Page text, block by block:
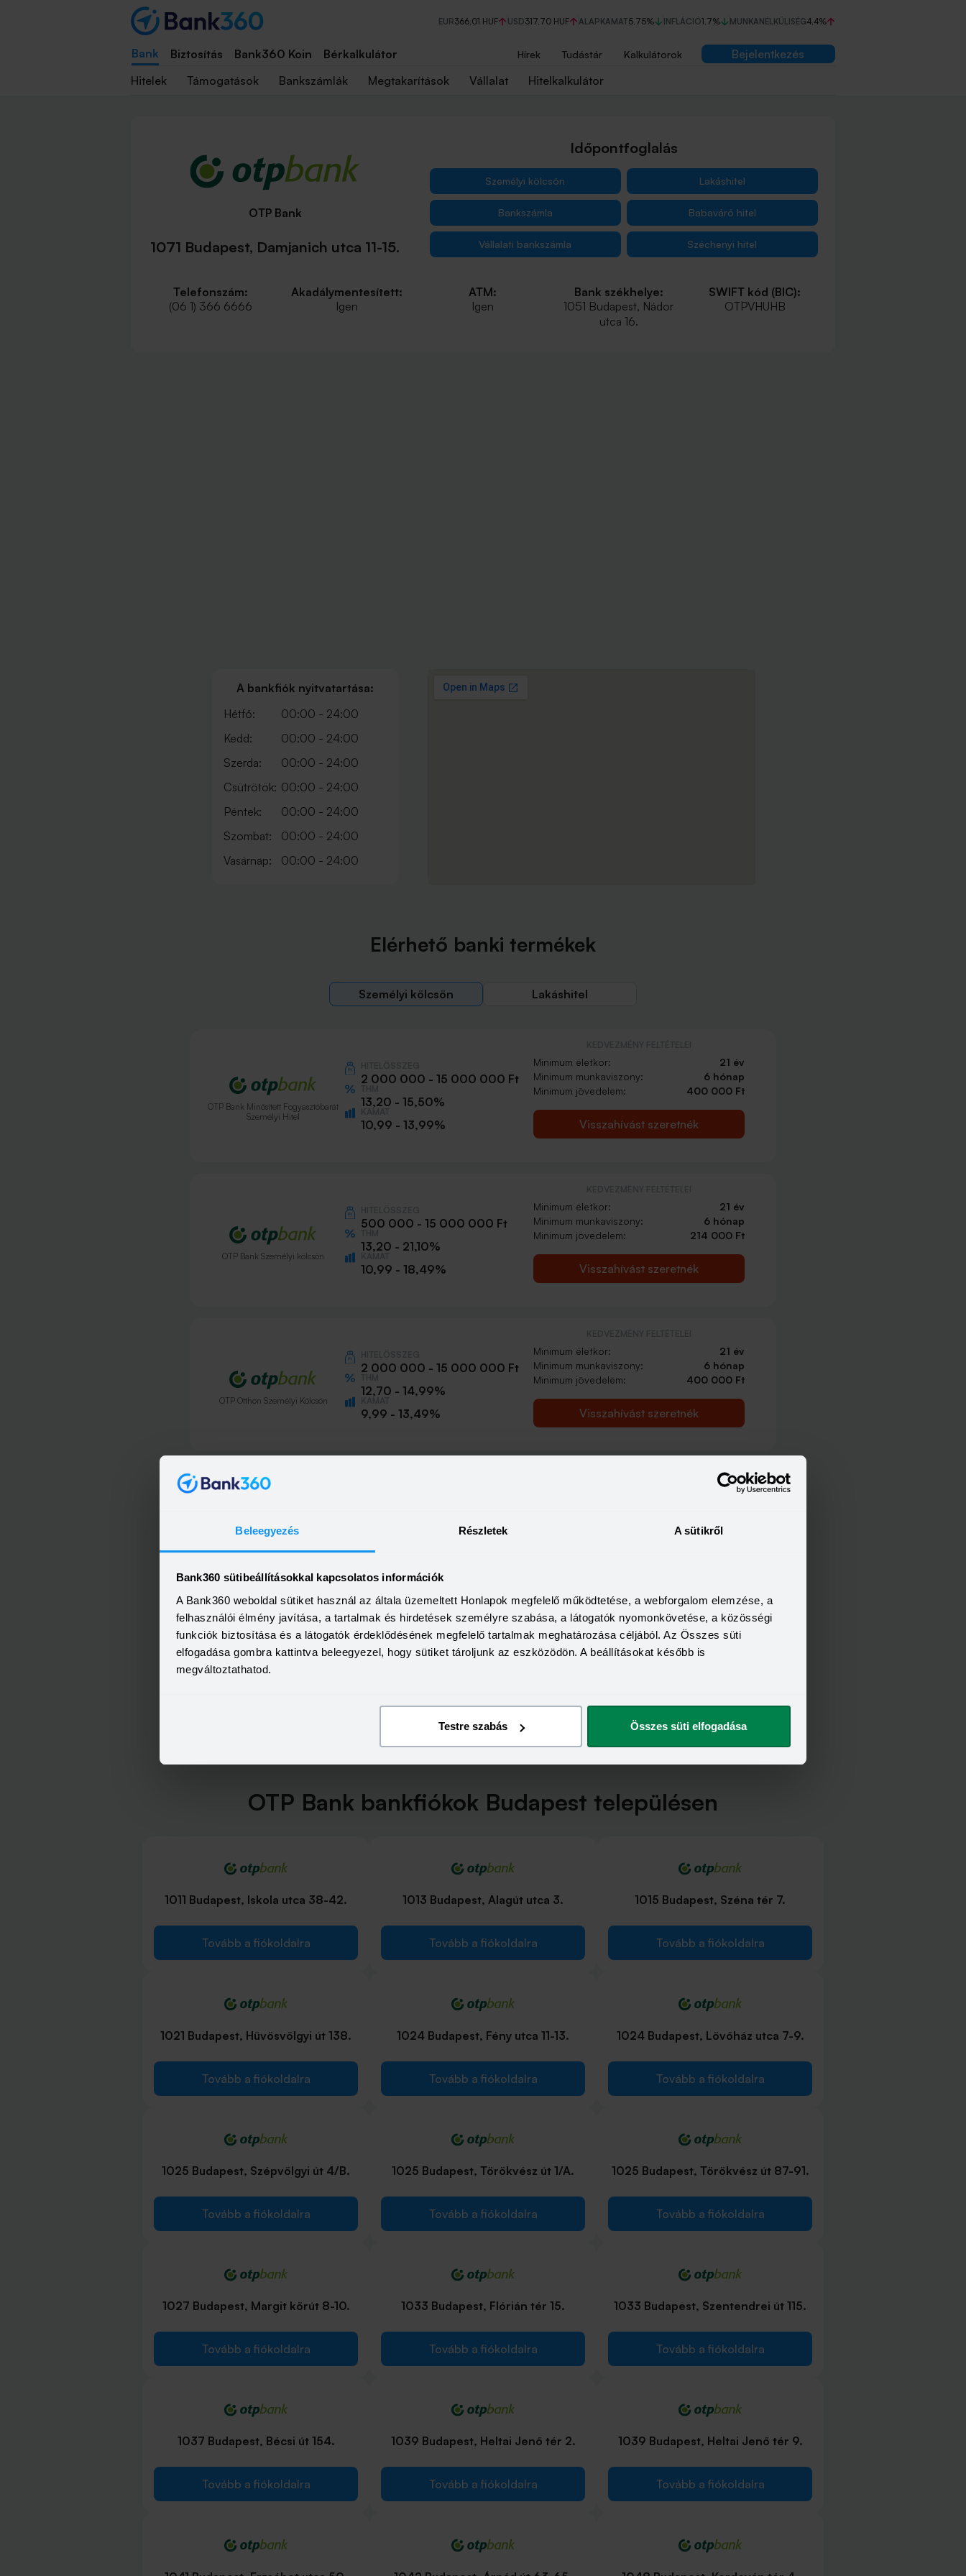
Beleegyezés Részletek A sütikről
Bank360 sütibeállításokkal kapcsolatos információk
A Bank360 weboldal sütiket használ az általa üzemeltett Honlapok megfelelő működtetése, a webforgalom elemzése, a
felhasználói élmény javítása, a tartalmak és hirdetések személyre szabása, a látogatók nyomonkövetése, a közösségi
funkciók biztosítása és a látogatók érdeklődésének megfelelő tartalmak meghatározása céljából. Az Összes süti
elfogadása gombra kattintva beleegyezel, hogy sütiket tároljunk az eszközödön. A beállításokat később is
megváltoztathatod.
Testre szabás Összes süti elfogadása
EUR366,01 HUF USD317,70 HUF ALAPKAMAT5,75% INFLÁCIÓ1,7% MUNKANÉLKÜLISÉG4,4%
Bank Biztosítás Bank360 Koin Bérkalkulátor Hírek Tudástár Kalkulátorok
Bejelentkezés
Hitelek
Támogatások Bankszámlák Megtakarítások Vállalat Hitelkalkulátor
OTP Bank
1071 Budapest, Damjanich utca 11-15.
Időpontfoglalás
Személyi kölcsön Lakáshitel
Bankszámla Babaváró hitel
Vállalati bankszámla Széchenyi hitel
Telefonszám:
(06 1) 366 6666
Akadálymentesített:
Igen
ATM:
Igen
Bank székhelye:
1051 Budapest, Nádor
utca 16.
SWIFT kód (BIC):
OTPVHUHB
A bankfiók nyitvatartása:
Hétfő:
00:00 - 24:00
Kedd:
00:00 - 24:00
Szerda:
00:00 - 24:00
Csütrötök: 00:00 - 24:00
Péntek:
00:00 - 24:00
Szombat:
00:00 - 24:00
Vasárnap:
00:00 - 24:00
Elérhető banki termékek
Személyi kölcsön Lakáshitel
OTP Bank Minősített Fogyasztóbarát
Személyi Hitel
2 000 000 - 15 000 000 Ft
13,20 - 15,50%
KAMAT
10,99 - 13,99%
Minimum életkor:
21 év
Minimum munkaviszony:
6 hónap
Minimum jövedelem:
400 000 Ft
Visszahívást szeretnék
OTP Bank Személyi kölcsön
500 000 - 15 000 000 Ft
13,20 - 21,10%
KAMAT
10,99 - 18,49%
Minimum életkor:
21 év
Minimum munkaviszony:
6 hónap
Minimum jövedelem:
214 000 Ft
Visszahívást szeretnék
OTP Otthon Személyi Kölcsön
2 000 000 - 15 000 000 Ft
12,70 - 14,99%
KAMAT
9,99 - 13,49%
Minimum életkor:
21 év
Minimum munkaviszony:
6 hónap
Minimum jövedelem:
400 000 Ft
Visszahívást szeretnék
OTP Bank bankfiókok Budapest településen
1011 Budapest, Iskola utca 38-42.
Tovább a fiókoldalra
1013 Budapest, Alagút utca 3.
Tovább a fiókoldalra
1015 Budapest, Széna tér 7.
Tovább a fiókoldalra
1021 Budapest, Hüvösvölgyi út 138.
Tovább a fiókoldalra
1024 Budapest, Fény utca 11-13.
Tovább a fiókoldalra
1024 Budapest, Lövőház utca 7-9.
Tovább a fiókoldalra
1025 Budapest, Szépvölgyi út 4/B.
Tovább a fiókoldalra
1025 Budapest, Törökvész út 1/A.
Tovább a fiókoldalra
1025 Budapest, Törökvész út 87-91.
Tovább a fiókoldalra
1027 Budapest, Margit körút 8-10.
Tovább a fiókoldalra
1033 Budapest, Flórián tér 15.
Tovább a fiókoldalra
1033 Budapest, Szentendrei út 115.
Tovább a fiókoldalra
1037 Budapest, Bécsi út 154.
Tovább a fiókoldalra
1039 Budapest, Heltai Jenő tér 2.
Tovább a fiókoldalra
1039 Budapest, Heltai Jenő tér 9.
Tovább a fiókoldalra